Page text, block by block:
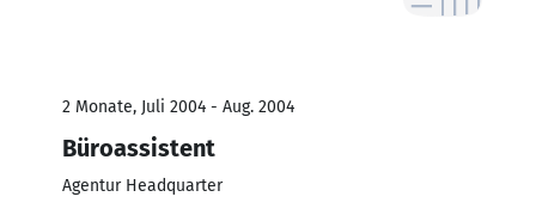
2 Monate, Juli 2004 - Aug. 2004
Büroassistent
Agentur Headquarter